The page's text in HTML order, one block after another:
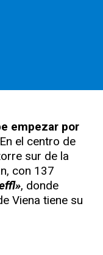
empezar por
el centro de
sur de la
con 137
, donde
Viena tiene su